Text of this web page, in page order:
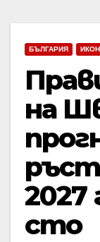
БЪЛГАРИЯ
на
2027
сто